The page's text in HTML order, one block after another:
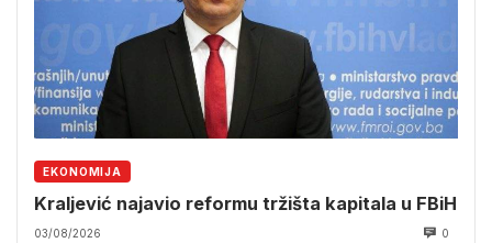
EKONOMIJA
Kraljević najavio reformu tržišta kapitala u FBiH
03/08/2026 0